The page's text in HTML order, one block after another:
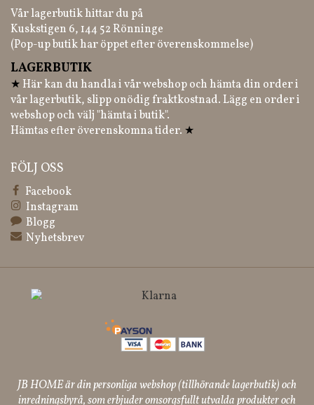
Vår lagerbutik hittar du på
Kuskstigen 6, 144 52 Rönninge
(Pop-up butik har öppet efter överenskommelse)
LAGERBUTIK
★ Här kan du handla i vår webshop och hämta din order i
vår lagerbutik, slipp onödig fraktkostnad. Lägg en order i
webshop och välj "hämta i butik".
Hämtas efter överenskomna tider. ★
FÖLJ OSS
Facebook
Instagram
Blogg
Nyhetsbrev
JB HOME är din personliga webshop (tillhörande lagerbutik) och
inredningsbyrå, som erbjuder omsorgsfullt utvalda produkter och